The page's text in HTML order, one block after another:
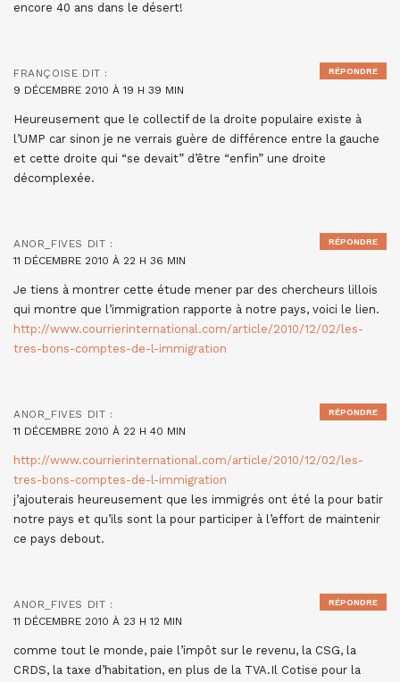
encore 40 ans dans le désert!
FRANÇOISE DIT :
9 DÉCEMBRE 2010 À 19 H 39 MIN
Heureusement que le collectif de la droite populaire existe à
l’UMP car sinon je ne verrais guère de différence entre la gauche
et cette droite qui “se devait” d’être “enfin” une droite
décomplexée.
RÉPONDRE
ANOR_FIVES DIT :
11 DÉCEMBRE 2010 À 22 H 36 MIN
Je tiens à montrer cette étude mener par des chercheurs lillois
qui montre que l’immigration rapporte à notre pays, voici le lien.
http://www.courrierinternational.com/article/2010/12/02/les-
tres-bons-comptes-de-l-immigration
RÉPONDRE
ANOR_FIVES DIT :
11 DÉCEMBRE 2010 À 22 H 40 MIN
http://www.courrierinternational.com/article/2010/12/02/les-
tres-bons-comptes-de-l-immigration
j’ajouterais heureusement que les immigrés ont été la pour batir
notre pays et qu’ils sont la pour participer à l’effort de maintenir
ce pays debout.
RÉPONDRE
ANOR_FIVES DIT :
11 DÉCEMBRE 2010 À 23 H 12 MIN
comme tout le monde, paie l’impôt sur le revenu, la CSG, la
CRDS, la taxe d’habitation, en plus de la TVA.Il Cotise pour la
RÉPONDRE